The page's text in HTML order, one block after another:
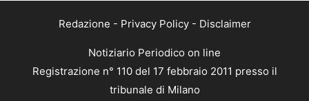
Redazione - Privacy Policy- Disclaimer
Notiziario Periodico on line
Registrazione n° 110 del 17 febbraio 2011 presso il
tribunale di Milano